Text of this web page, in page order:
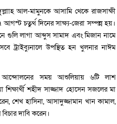
আল-মামুনকে আসামি থেকে রাজসাক্ষী
চতুর্থ দিনের সাক্ষ্য-জেরা সম্পন্ন হয়।
গুলি লাগা আব্দুস সামাদ এবং মিজান নামে
ট্রাইব্যুনালে উপস্থিত হন খুলনার নাঈম
আন্দোলনের সময় আশুলিয়ায় ৬টি লাশ
শহীদ সাজ্জাদ হোসেন সজলের মা
শেখ হাসিনা, আসাদুজ্জামান খান কামাল,
দাবি করেন।